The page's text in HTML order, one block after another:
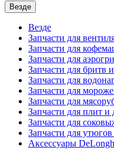
Везде
Везде
Запчасти для
Запчасти для
Запчасти для
Запчасти для бритв
Запчасти для
Запчасти для
Запчасти для
Запчасти для плит и
Запчасти для
Запчасти для
Аксессуары